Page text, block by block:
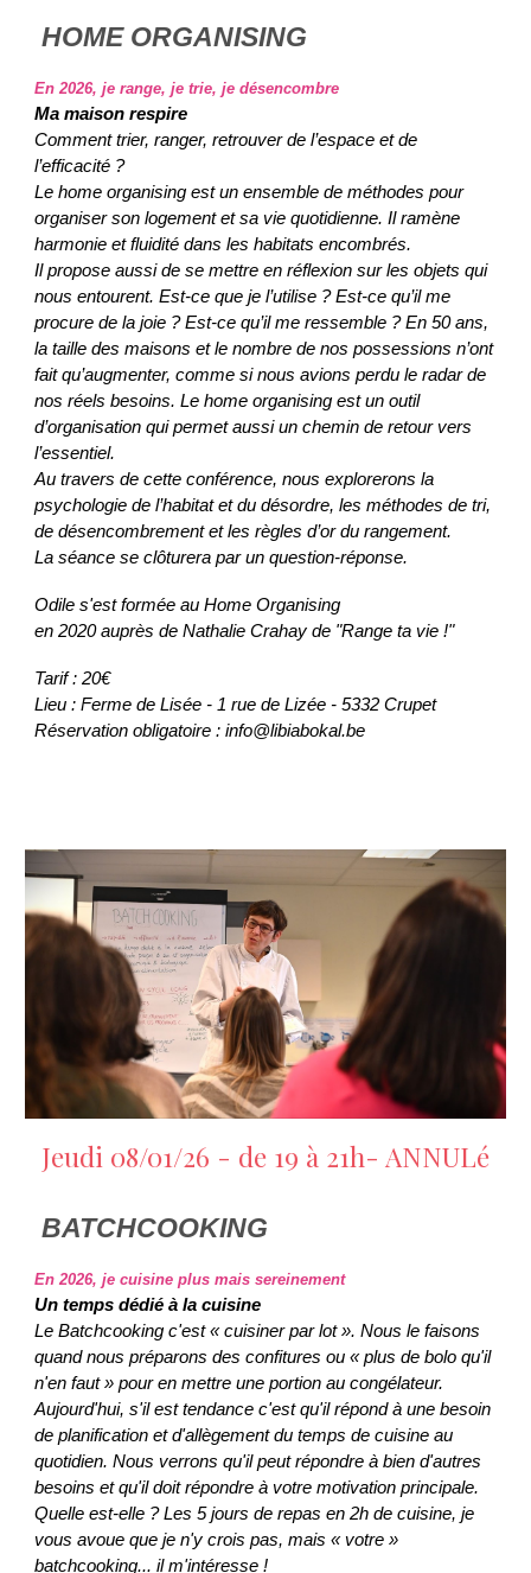
HOME ORGANISING
En 2026, je range, je trie, je désencombre
Ma maison respire
Comment trier, ranger, retrouver de l’espace et de
l’efficacité ?
Le home organising est un ensemble de méthodes pour
organiser son logement et sa vie quotidienne. Il ramène
harmonie et fluidité dans les habitats encombrés.
Il propose aussi de se mettre en réflexion sur les objets qui
nous entourent. Est-ce que je l’utilise ? Est-ce qu’il me
procure de la joie ? Est-ce qu’il me ressemble ? En 50 ans,
la taille des maisons et le nombre de nos possessions n’ont
fait qu’augmenter, comme si nous avions perdu le radar de
nos réels besoins. Le home organising est un outil
d’organisation qui permet aussi un chemin de retour vers
l’essentiel.
Au travers de cette conférence, nous explorerons la
psychologie de l’habitat et du désordre, les méthodes de tri,
de désencombrement et les règles d’or du rangement.
La séance se clôturera par un question-réponse.
Odile s'est formée au Home Organising
en 2020 auprès de Nathalie Crahay de "Range ta vie !"
Tarif : 20€
Lieu : Ferme de Lisée - 1 rue de Lizée - 5332 Crupet
Réservation obligatoire : info@libiabokal.be
Jeudi 08/01/26 - de 19 à 21h- ANNULé
BATCHCOOKING
En 2026, je cuisine plus mais sereinement
Un temps dédié à la cuisine
Le Batchcooking c'est « cuisiner par lot ». Nous le faisons
quand nous préparons des confitures ou « plus de bolo qu'il
n'en faut » pour en mettre une portion au congélateur.
Aujourd'hui, s'il est tendance c'est qu'il répond à une besoin
de planification et d'allègement du temps de cuisine au
quotidien. Nous verrons qu'il peut répondre à bien d'autres
besoins et qu'il doit répondre à votre motivation principale.
Quelle est-elle ? Les 5 jours de repas en 2h de cuisine, je
vous avoue que je n'y crois pas, mais « votre »
batchcooking... il m'intéresse !